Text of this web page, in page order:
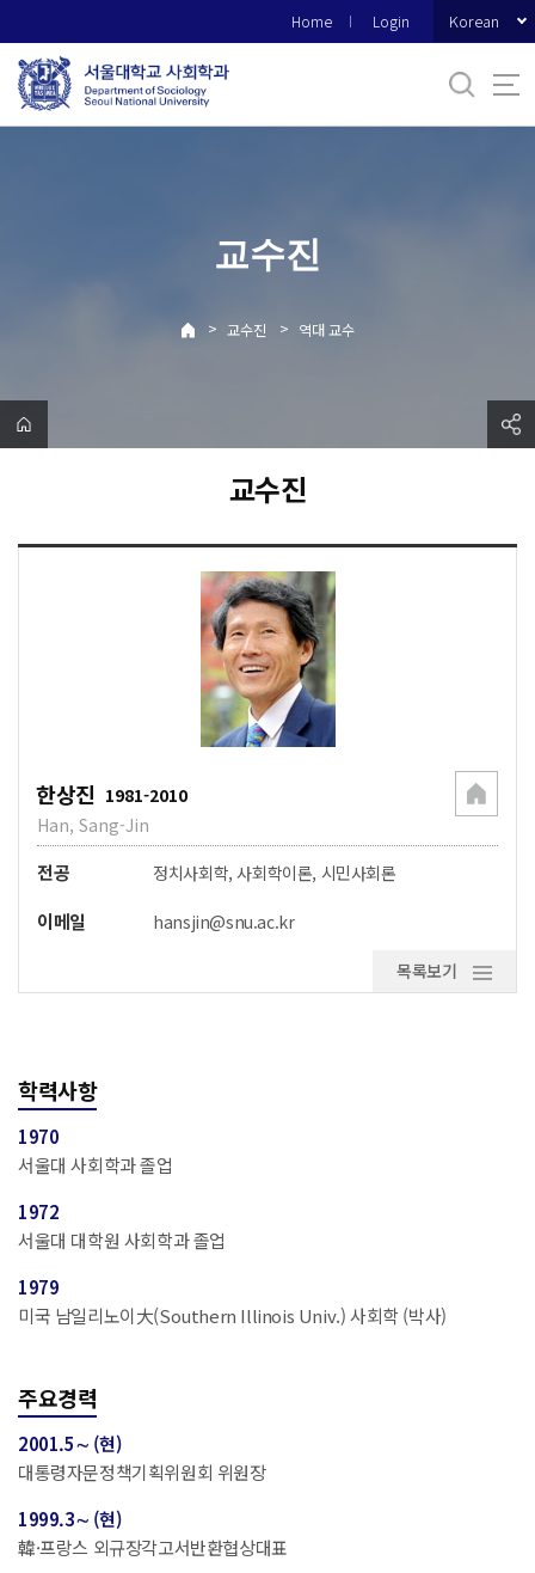
로
메
Home Login Korean
교수진
> 교수진 > 역대 교수
교수진
한상진 1981-2010
Han, Sang-Jin
전공 정치사회학, 사회학이론, 시민사회론
이메일 hansjin@snu.ac.kr
목록보기
학력사항
1970
서울대 사회학과 졸업
1972
서울대 대학원 사회학과 졸업
1979
미국 남일리노이大(Southern Illinois Univ.) 사회학 (박사)
주요경력
2001.5∼ (현)
대통령자문정책기획위원회 위원장
1999.3∼ (현)
韓·프랑스 외규장각고서반환협상대표